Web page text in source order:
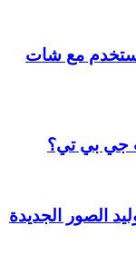
مع شات
جي بي تي؟
الصور الجديدة